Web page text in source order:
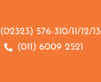
(02323) 576-310/11/12/13
(011) 6009 2521